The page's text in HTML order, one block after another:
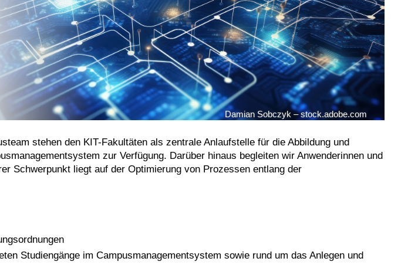
Damian Sobczyk – stock.adobe.com
stehen den KIT-Fakultäten als zentrale Anlaufstelle für die Abbildung und
zur Verfügung. Darüber hinaus begleiten wir Anwenderinnen und
Schwerpunkt liegt auf der Optimierung von Prozessen entlang der
Studiengänge im Campusmanagementsystem sowie rund um das Anlegen und